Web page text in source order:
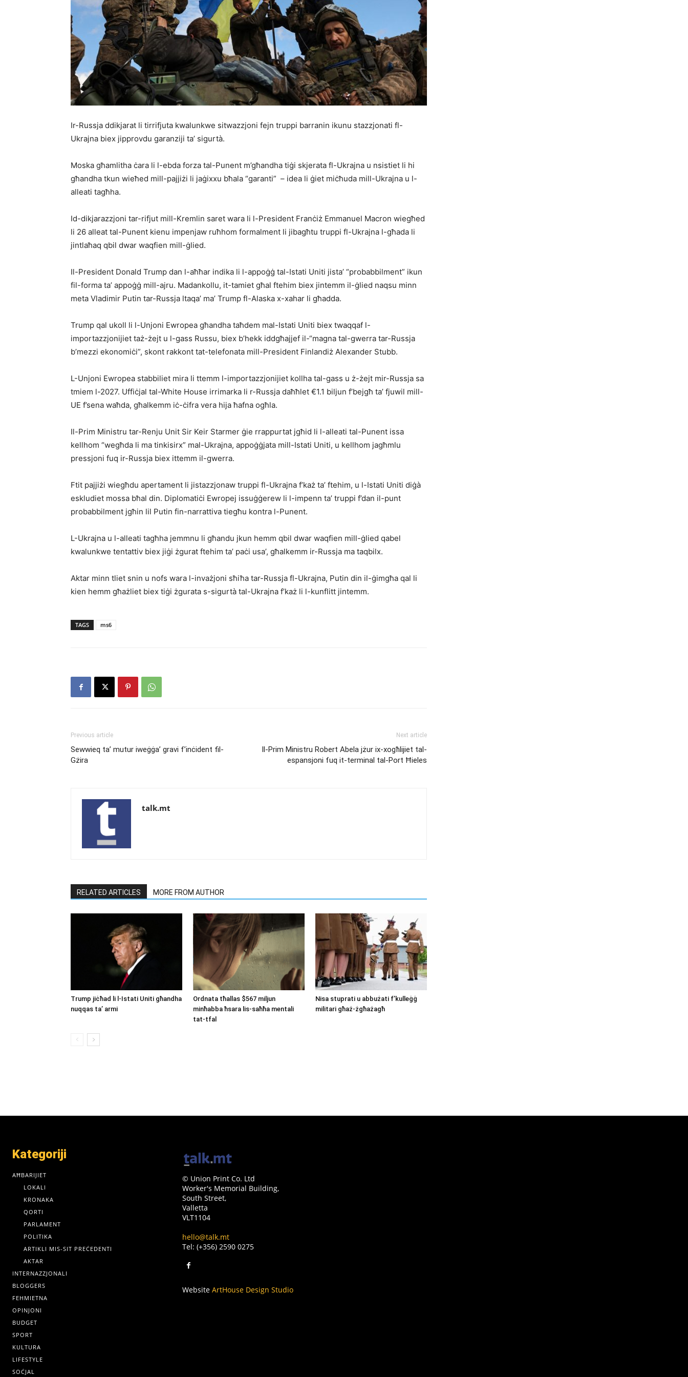
Ir-Russja ddikjarat li tirrifjuta kwalunkwe sitwazzjoni fejn truppi barranin ikunu stazzjonati fl-
Ukrajna biex jipprovdu garanziji ta’ sigurtà.
Moska għamlitha ċara li l-ebda forza tal-Punent m’għandha tiġi skjerata fl-Ukrajna u nsistiet li hi
għandha tkun wieħed mill-pajjiżi li jaġixxu bħala “garanti” – idea li ġiet miċħuda mill-Ukrajna u l-
alleati tagħha.
Id-dikjarazzjoni tar-rifjut mill-Kremlin saret wara li l-President Franċiż Emmanuel Macron wiegħed
li 26 alleat tal-Punent kienu impenjaw ruħhom formalment li jibagħtu truppi fl-Ukrajna l-għada li
jintlaħaq qbil dwar waqfien mill-ġlied.
Il-President Donald Trump dan l-aħħar indika li l-appoġġ tal-Istati Uniti jista’ “probabbilment” ikun
fil-forma ta’ appoġġ mill-ajru. Madankollu, it-tamiet għal ftehim biex jintemm il-ġlied naqsu minn
meta Vladimir Putin tar-Russja ltaqa’ ma’ Trump fl-Alaska x-xahar li għadda.
Trump qal ukoll li l-Unjoni Ewropea għandha taħdem mal-Istati Uniti biex twaqqaf l-
importazzjonijiet taż-żejt u l-gass Russu, biex b’hekk iddgħajjef il-“magna tal-gwerra tar-Russja
b’mezzi ekonomiċi”, skont rakkont tat-telefonata mill-President Finlandiż Alexander Stubb.
L-Unjoni Ewropea stabbiliet mira li ttemm l-importazzjonijiet kollha tal-gass u ż-żejt mir-Russja sa
tmiem l-2027. Uffiċjal tal-White House irrimarka li r-Russja daħħlet €1.1 biljun f’bejgħ ta’ fjuwil mill-
UE f’sena waħda, għalkemm iċ-ċifra vera hija ħafna ogħla.
Il-Prim Ministru tar-Renju Unit Sir Keir Starmer ġie rrappurtat jgħid li l-alleati tal-Punent issa
kellhom “wegħda li ma tinkisirx” mal-Ukrajna, appoġġjata mill-Istati Uniti, u kellhom jagħmlu
pressjoni fuq ir-Russja biex ittemm il-gwerra.
Ftit pajjiżi wiegħdu apertament li jistazzjonaw truppi fl-Ukrajna f’każ ta’ ftehim, u l-Istati Uniti diġà
eskludiet mossa bħal din. Diplomatiċi Ewropej issuġġerew li l-impenn ta’ truppi f’dan il-punt
probabbilment jgħin lil Putin fin-narrattiva tiegħu kontra l-Punent.
L-Ukrajna u l-alleati tagħha jemmnu li għandu jkun hemm qbil dwar waqfien mill-ġlied qabel
kwalunkwe tentattiv biex jiġi żgurat ftehim ta’ paċi usa’, għalkemm ir-Russja ma taqbilx.
Aktar minn tliet snin u nofs wara l-invażjoni sħiħa tar-Russja fl-Ukrajna, Putin din il-ġimgħa qal li
kien hemm għażliet biex tiġi żgurata s-sigurtà tal-Ukrajna f’każ li l-kunflitt jintemm.
TAGS ms6
Previous article
Sewwieq ta’ mutur iweġġa’ gravi f’inċident fil-
Gżira
Next article
Il-Prim Ministru Robert Abela jżur ix-xogħlijiet tal-
espansjoni fuq it-terminal tal-Port Ħieles
talk.mt
RELATED ARTICLES MORE FROM AUTHOR
Trump jiċħad li l-Istati Uniti għandha
nuqqas ta’ armi
Ordnata tħallas $567 miljun
minħabba ħsara lis-saħħa mentali
tat-tfal
Nisa stuprati u abbużati f’kulleġġ
militari għaż-żgħażagħ
Kategoriji
AĦBARIJIET
LOKALI
KRONAKA
QORTI
PARLAMENT
POLITIKA
ARTIKLI MIS-SIT PREĊEDENTI
AKTAR
INTERNAZZJONALI
BLOGGERS
FEHMIETNA
OPINJONI
BUDGET
SPORT
KULTURA
LIFESTYLE
SOĊJAL
© Union Print Co. Ltd
Worker's Memorial Building,
South Street,
Valletta
VLT1104
hello@talk.mt
Tel: (+356) 2590 0275
Website ArtHouse Design Studio